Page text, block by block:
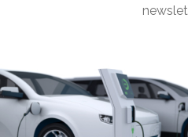
MITSUBISHI
NOUVELLE
BIENTÔT EN